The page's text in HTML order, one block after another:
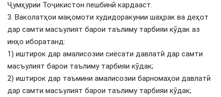
Ҷумҳурии Тоҷикистон пешбинӣ кардааст.
3. Ваколатҳои мақомоти худидоракунии шаҳрак ва деҳот
дар самти масъулият барои таълиму тарбияи кӯдак аз
инҳо иборатанд:
1) иштирок дар амалисозии сиёсати давлатӣ дар самти
масъулият барои таълиму тарбияи кӯдак;
2) иштирок дар таъмини амалисозии барномаҳои давлатӣ
дар самти масъулият барои таълиму тарбияи кӯдак;